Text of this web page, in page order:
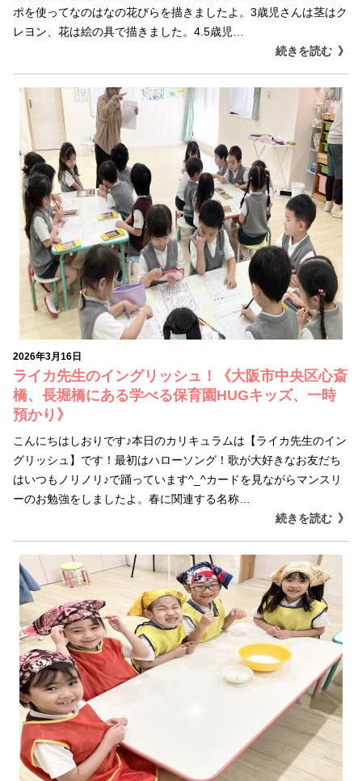
ポを使ってなのはなの花びらを描きましたよ。3歳児さんは茎はク
レヨン、花は絵の具で描きました。4.5歳児…
続きを読む
2026年3月16日
ライカ先生のイングリッシュ！《大阪市中央区心斎
橋、長堀橋にある学べる保育園HUGキッズ、一時
預かり》
こんにちはしおりです♪本日のカリキュラムは【ライカ先生のイン
グリッシュ】です！最初はハローソング！歌が大好きなお友だち
はいつもノリノリ♪で踊っています^_^カードを見ながらマンスリ
ーのお勉強をしましたよ。春に関連する名称…
続きを読む